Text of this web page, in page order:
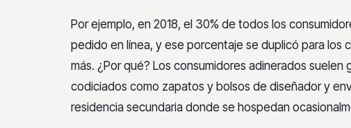
Por ejemplo, en 2018, el 30% de todos los
pedido en línea, y ese porcentaje se duplicó para los
más. ¿Por qué? Los consumidores adinerados
codiciados como zapatos y bolsos de diseñador y
residencia secundaria donde se hospedan